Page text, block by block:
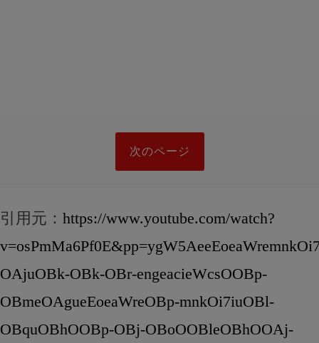
次のページ
引用元： https://www.youtube.com/watch?
OAjuOBk-OBk-OBr-engeacieWcsOOBp-
OBmeOAgueEoeaWreOBp-mnkOi7iuOBl-
OBquOBhOOBp-OBj-OBoOOBleOBhOOAj-